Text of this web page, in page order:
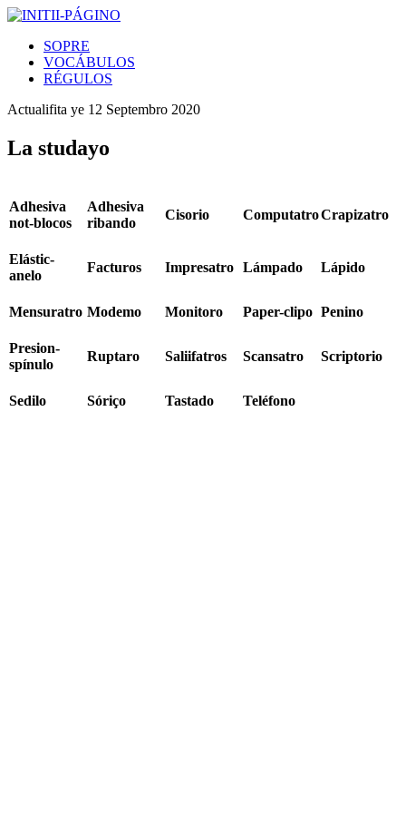
SOPRE
VOCÁBULOS
RÉGULOS
Actualifita ye 12 Septembro 2020
La studayo
Adhesiva
not-blocos
Adhesiva
ribando
Cisorio ComputatroCrapizatro
Elástic-
anelo
Facturos Impresatro Lámpado Lápido
Mensuratro Modemo Monitoro Paper-clipo Penino
Presion-
spínulo
Ruptaro Saliifatros Scansatro Scriptorio
Sedilo Sóriço Tastado Teléfono